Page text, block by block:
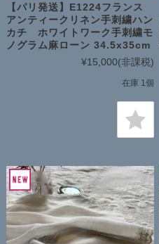
【パリ発送】E1224フランス
アンティークリネン手刺繍ハン
カチ ホワイトワーク手刺繍モ
ノグラム麻ローン 34.5x35cm
¥15,000(非課税)
在庫 1個